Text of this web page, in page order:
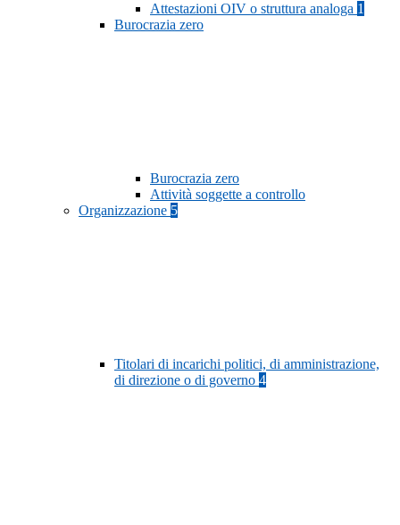
Attestazioni OIV o struttura analoga 1
Burocrazia zero
Burocrazia zero
Attività soggette a controllo
Organizzazione 5
Titolari di incarichi politici, di amministrazione,
di direzione o di governo 4